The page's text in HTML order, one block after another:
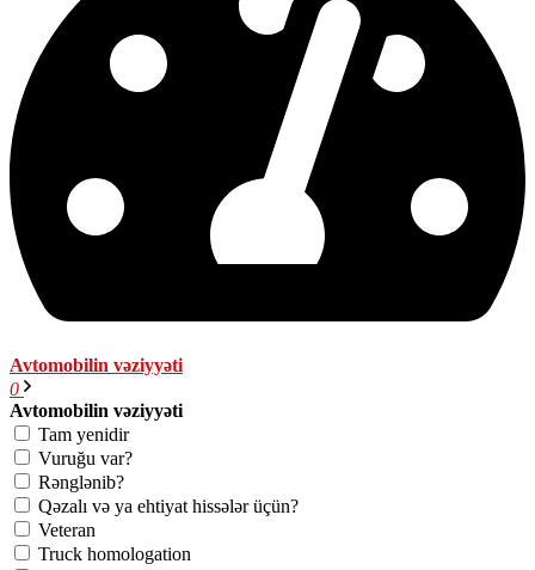
Avtomobilin vəziyyəti
0
Avtomobilin vəziyyəti
Tam yenidir
Vuruğu var?
Rənglənib?
Qəzalı və ya ehtiyat hissələr üçün?
Veteran
Truck homologation